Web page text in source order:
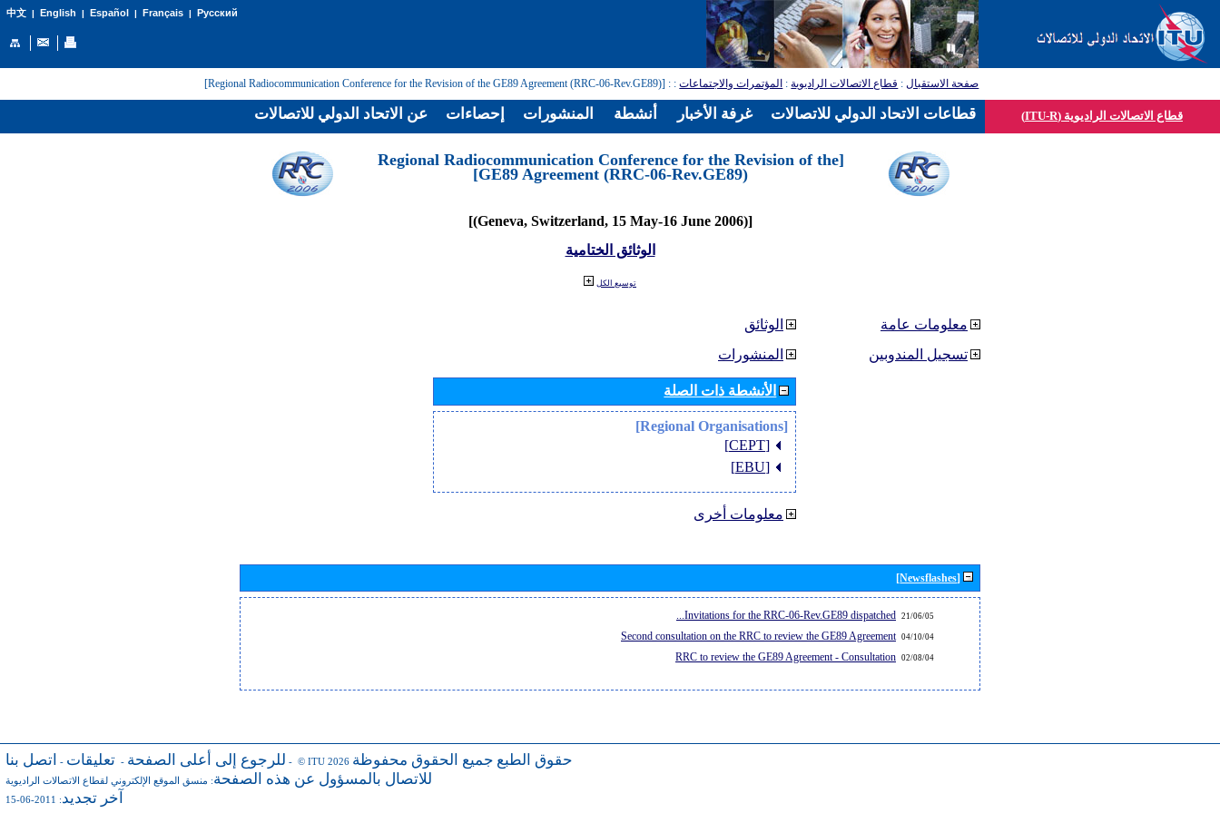
中文| English | Español | Français| Русский
صفحة الاستقبال: قطاع الاتصالات الراديوية: المؤتمرات والاجتماعات:
: [Regional Radiocommunication Conference for the Revision of the GE89 Agreement (RRC-06-Rev.GE89)]
قطاع الاتصالات الراديوية (ITU-R)
[Regional Radiocommunication Conference for the Revision of the
GE89 Agreement (RRC-06-Rev.GE89)]
[(Geneva, Switzerland, 15 May-16 June 2006)]
الوثائق الختامية
توسيع الكل
الوثائق
المنشورات
الأنشطة ذات الصلة
[Regional Organisations]
[CEPT]
[EBU]
معلومات أخرى
معلومات عامة
تسجيل المندوبين
[Newsflashes]
21/06/05
Invitations for the RRC-06-Rev.GE89 dispatched...
04/10/04
Second consultation on the RRC to review the GE89 Agreement
02/08/04
RRC to review the GE89 Agreement - Consultation
للرجوع إلى أعلى الصفحة - تعليقات - اتصل بنا - © ITU 2026 حقوق الطبع جميع الحقوق محفوظة
للاتصال بالمسؤول عن هذه الصفحة: منسق الموقع الإلكتروني لقطاع الاتصالات الراديوية
آخر تجديد: 2011-06-15
عن الاتحاد الدولي للاتصالات إحصاءات المنشورات أنشطة غرفة الأخبار قطاعات الاتحاد الدولي للاتصالات